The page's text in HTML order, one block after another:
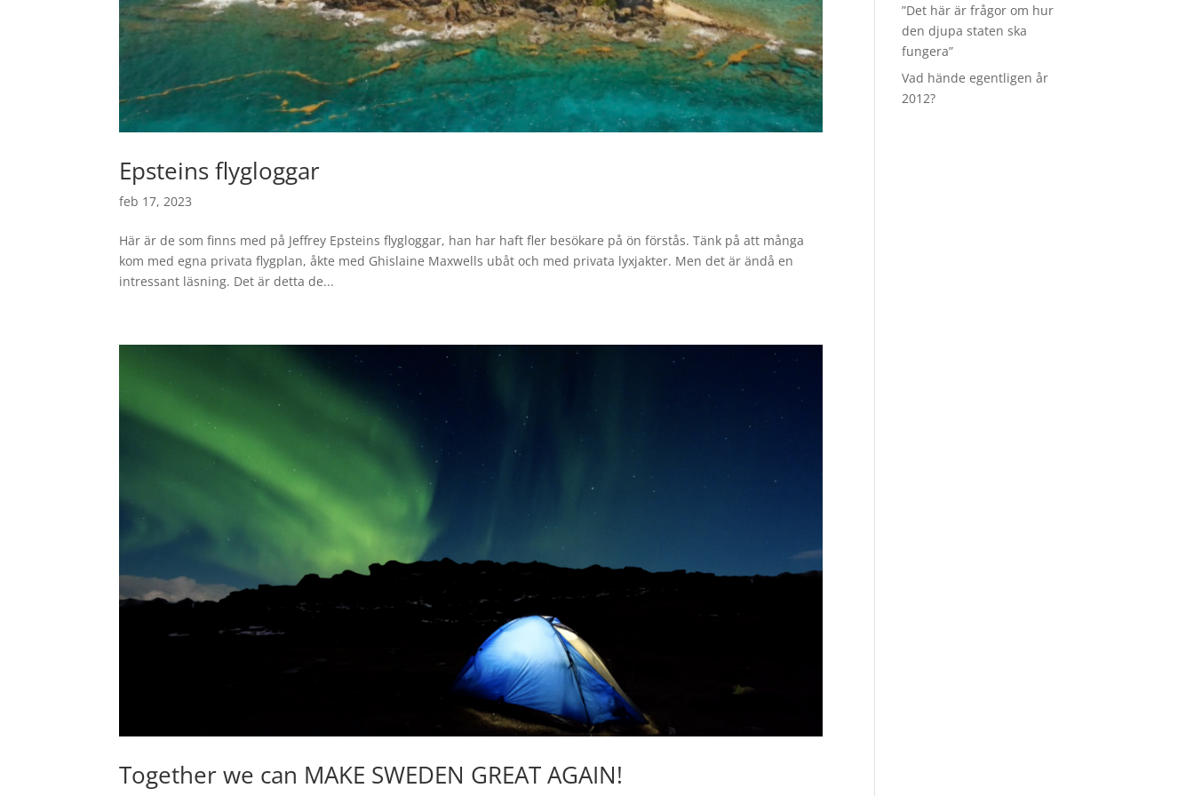
Epsteins flygloggar
feb 17, 2023
Här är de som finns med på Jeffrey Epsteins flygloggar, han har haft fler besökare på ön förstås. Tänk på att många
kom med egna privata flygplan, åkte med Ghislaine Maxwells ubåt och med privata lyxjakter. Men det är ändå en
intressant läsning. Det är detta de...
Together we can MAKE SWEDEN GREAT AGAIN!
”Det här är frågor om hur
den djupa staten ska
fungera”
Vad hände egentligen år
2012?